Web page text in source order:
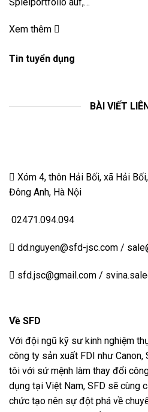
Xem thêm
Tin tuyển dụng
BÀI VIẾT
Xóm 4, thôn Hải Bối, xã Hải Bối,
Đông Anh, Hà Nội
02471.094.094
dd.nguyen@sfd-jsc.com /
sfd.jsc@gmail.com /
Về SFD
Với đội ngũ kỹ sư kinh nghiệm
công ty sản xuất FDI như Canon,
tôi với sứ mệnh làm thay đổi
dụng tại Việt Nam, SFD sẽ cùng
chức tạo nên sự đột phá về